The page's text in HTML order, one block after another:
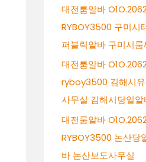
대전룸알바
RYBOY3500 구미시
퍼블릭알바 구미시
대전룸알바
ryboy3500 김해시
사무실 김해시당일알
대전룸알바
RYBOY3500 논산당
바 논산보도사무실